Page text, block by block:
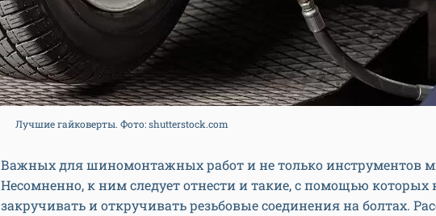
Лучшие гайковерты. Фото: shutterstock.com
Важных для шиномонтажных работ и не только инструментов
Несомненно, к ним следует отнести и такие, с помощью которых
закручивать и откручивать резьбовые соединения на болтах.